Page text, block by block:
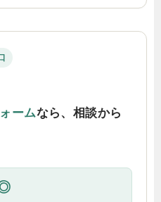
ームなら、相談から